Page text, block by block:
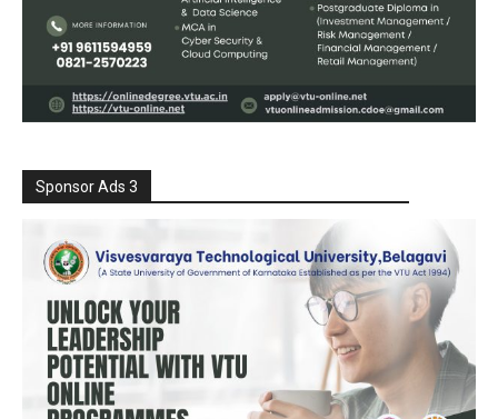
Sponsor Ads 3